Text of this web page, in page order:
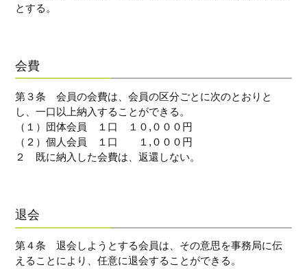
とする。
会費
第３条 会員の会費は、会員の区分ごとに次のとおりと
し、一口以上納入することができる。
（１）団体会員 １口 １０,０００円
（２）個人会員 １口 １,０００円
２ 既に納入した会費は、返還しない。
退会
第４条 退会しようとする会員は、その意思を事務局に伝
えることにより、任意に退会することができる。